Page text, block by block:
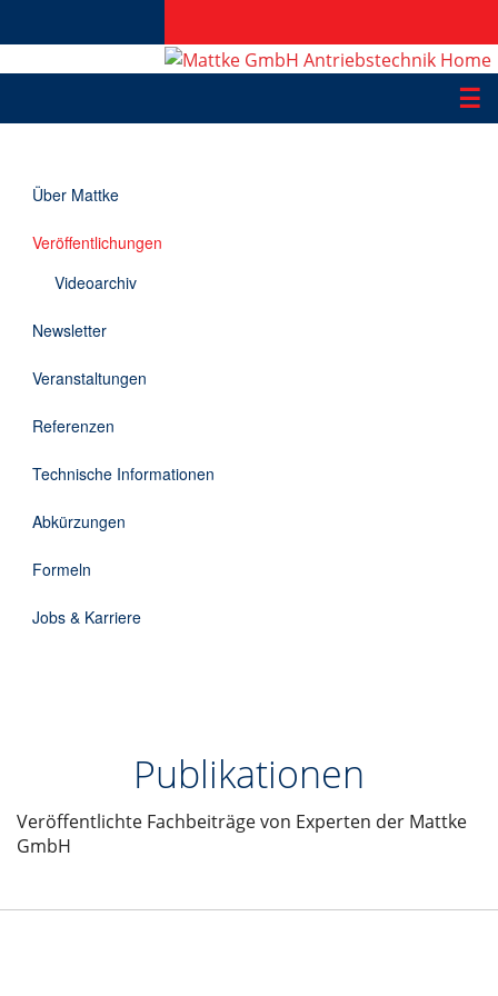
☰
Applikationen
Informationen
DE
Über Mattke
Veröffentlichungen
Videoarchiv
Newsletter
Veranstaltungen
Referenzen
Technische Informationen
Abkürzungen
Formeln
Jobs & Karriere
Publikationen
Veröffentlichte Fachbeiträge von Experten der Mattke
GmbH